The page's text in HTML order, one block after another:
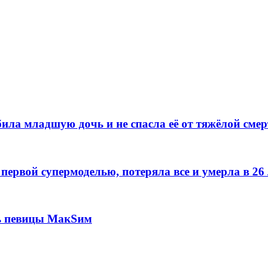
младшую дочь и не спасла её от тяжёлой
супермоделью, потеряла все и умерла в 26
певицы МакSим